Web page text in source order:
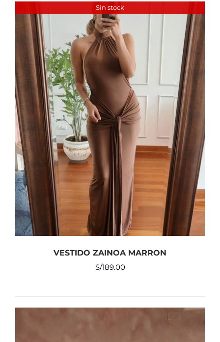
Sin stock
VESTIDO ZAINOA MARRON
S/189.00